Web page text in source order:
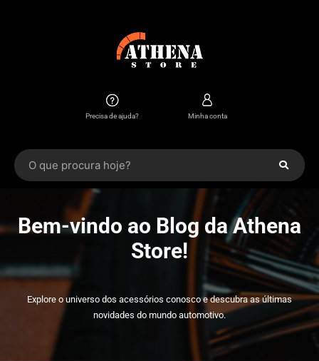
Precisa de ajuda? Minha conta
Bem-vindo ao Blog da Athena
Store!
Explore o universo dos acessórios conosco e descubra as últimas
novidades do mundo automotivo.